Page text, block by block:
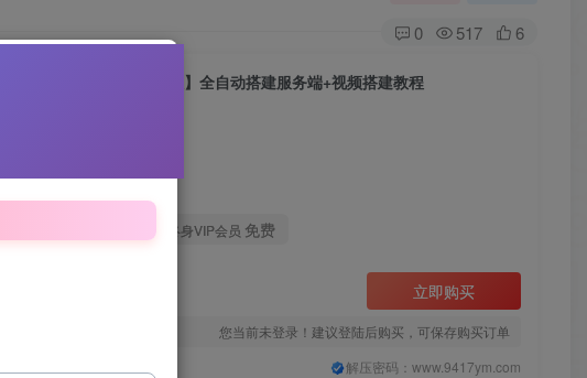
0 517 6
渁迣鎅S6代金券内购修复版】全自动搭建服务端+视频搭建教程
终身VIP会员 免费
立即购买
您当前未登录！建议登陆后购买，可保存购买订单
解压密码：www.9417ym.com